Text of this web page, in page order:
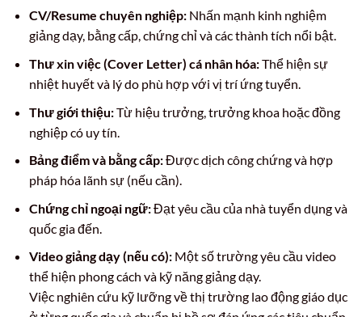
CV/Resume chuyên nghiệp:Nhấn mạnh kinh nghiệm
giảng dạy, bằng cấp, chứng chỉ và các thành tích nổi bật.
Thư xin việc (Cover Letter) cá nhân hóa:Thể hiện sự
nhiệt huyết và lý do phù hợp với vị trí ứng tuyển.
Thư giới thiệu:Từ hiệu trưởng, trưởng khoa hoặc đồng
nghiệp có uy tín.
Bảng điểm và bằng cấp:Được dịch công chứng và hợp
pháp hóa lãnh sự (nếu cần).
Chứng chỉ ngoại ngữ:Đạt yêu cầu của nhà tuyển dụng và
quốc gia đến.
Video giảng dạy (nếu có):Một số trường yêu cầu video
thể hiện phong cách và kỹ năng giảng dạy.
Việc nghiên cứu kỹ lưỡng về thị trường lao động giáo dục